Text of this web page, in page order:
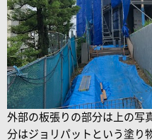
外部の板張りの部分は上の写
分はジョリパットという塗り